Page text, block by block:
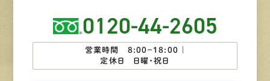
0120-44-2605
営業時間 8:00−18:00 ｜
定休日 日曜・祝日